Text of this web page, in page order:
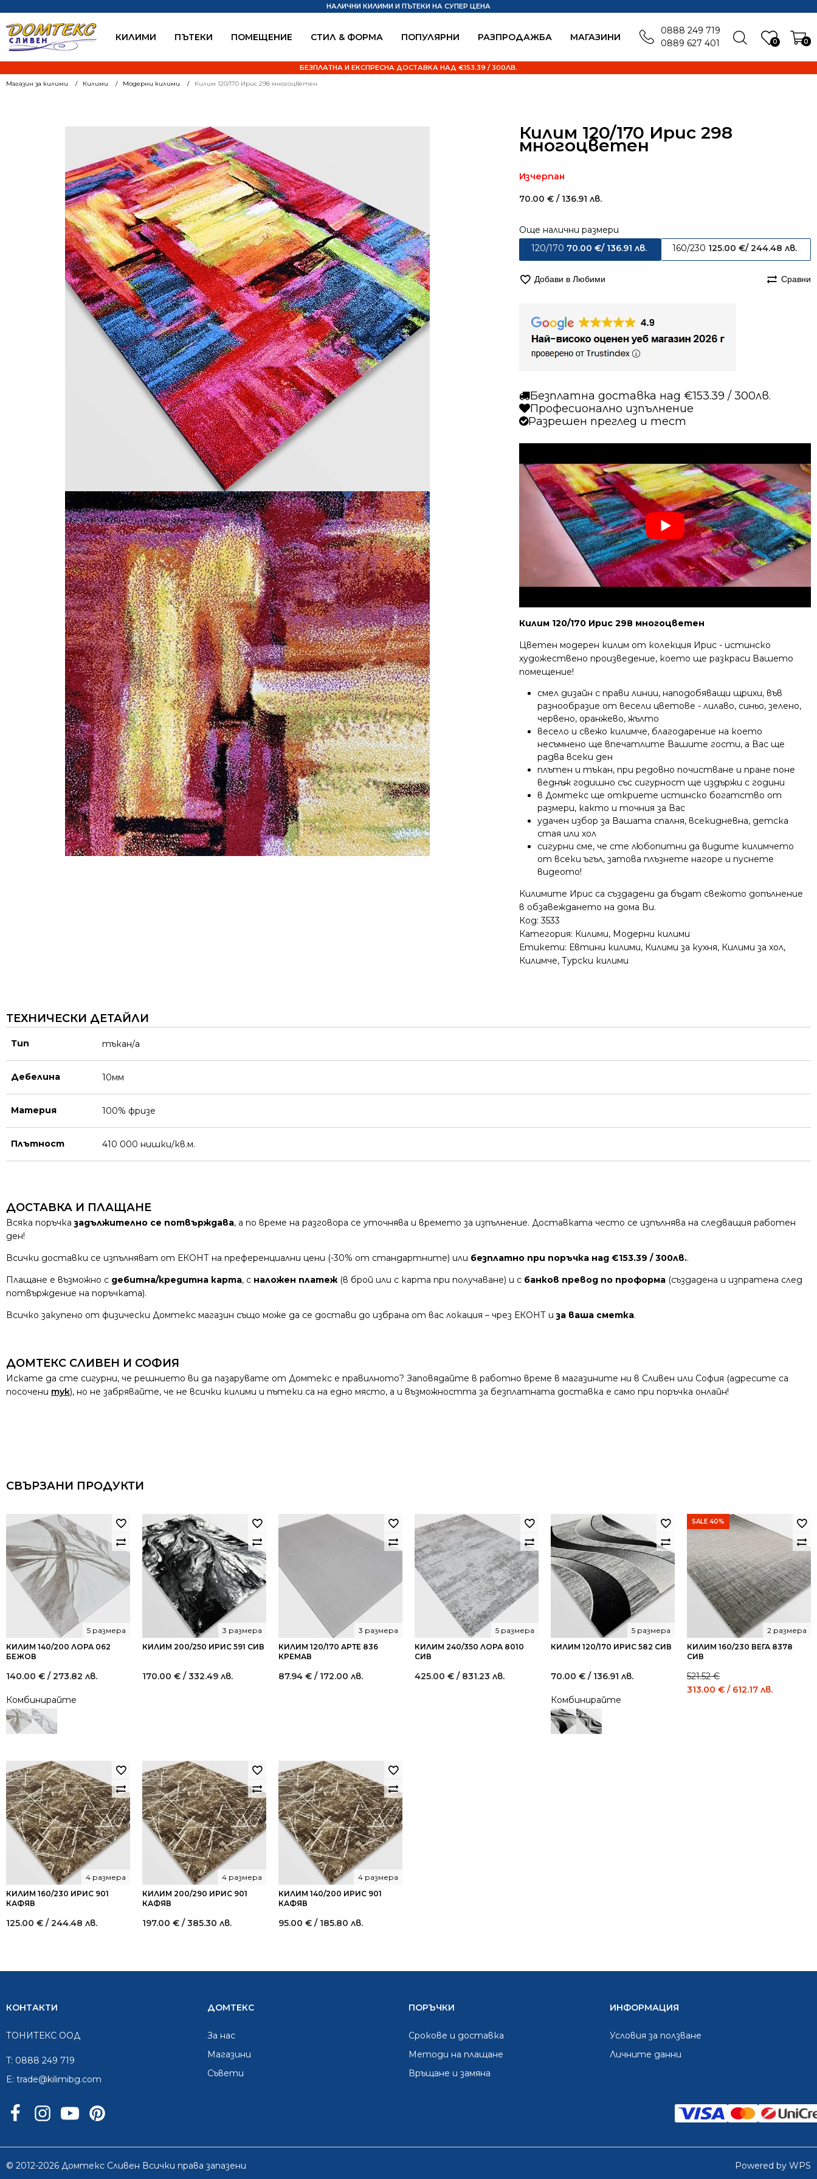
КИЛИМИ ПЪТЕКИ ПОМЕЩЕНИЕ СТИЛ & ФОРМА ПОПУЛЯРНИ РАЗПРОДАЖБА MАГАЗИНИ 0 0
НАЛИЧНИ КИЛИМИ И ПЪТЕКИ НА СУПЕР ЦЕНА
БЕЗПЛАТНА И ЕКСПРЕСНА ДОСТАВКА НАД €153.39 / 300ЛВ.
0888 249 719
0889 627 401
Магазин за килими Килими Модерни килими Килим 120/170 Ирис 298 многоцветен
Килим 120/170 Ирис 298
многоцветен
Изчерпан
70.00€ / 136.91 лв.
Още налични размери
120/170 70.00€/ 136.91 лв. 160/230 125.00€/ 244.48 лв.
Добави в Любими Сравни
Безплатна доставка над €153.39 / 300лв.
Професионално изпълнение
Разрешен преглед и тест
Килим 120/170 Ирис 298 многоцветен
Цветен модерен килим от колекция Ирис - истинско
художествено произведение, което ще разкраси Вашето
помещение!
смел дизайн с прави линии, наподобяващи щрихи, във
разнообразие от весели цветове - лилаво, синьо, зелено,
червено, оранжево, жълто
весело и свежо килимче, благодарение на което
несъмнено ще впечатлите Вашите гости, а Вас ще
радва всеки ден
плътен и тъкан, при редовно почистване и пране поне
веднъж годишно със сигурност ще издържи с години
в Домтекс ще откриете истинско богатство от
размери, както и точния за Вас
удачен избор за Вашата спалня, всекидневна, детска
стая или хол
сигурни сме, че сте любопитни да видите килимчето
от всеки ъгъл, затова плъзнете нагоре и пуснете
видеото!
Килимите Ирис са създадени да бъдат свежото допълнение
в обзавеждането на дома Ви.
Код:3533
Категория: Килими, Модерни килими
Етикети: Евтини килими, Килими за кухня, Килими за хол,
Килимче,Турски килими
ТЕХНИЧЕСКИ ДЕТАЙЛИ
Тип тъкан/а
Дебелина 10мм
Материя 100% фризе
Плътност 410 000 нишки/кв.м.
ДОСТАВКА И ПЛАЩАНЕ
Всяка поръчказадължително се потвърждава, а по време на разговора се уточнява и времето за изпълнение. Доставката често се изпълнява на следващия работен
ден!
Всички доставки се изпълняват от ЕКОНТ на преференциални цени (-30% от стандартните) или безплатно при поръчка над €153.39 / 300лв..
Плащане е възможно с дебитна/кредитна карта, с наложен платеж (в брой или с карта при получаване) и с банков превод по проформа (създадена и изпратена след
потвърждение на поръчката).
Всичко закупено от физически Домтекс магазин също може да се достави до избрана от вас локация – чрез ЕКОНТ иза ваша сметка.
ДОМТЕКС СЛИВЕН И СОФИЯ
Искате да сте сигурни, че решнието ви да пазарувате от Домтекс е правилното? Заповядайте в работно време в магазините ни в Сливен или София (адресите са
посочени тук), но не забрявайте, че не всички килими и пътеки са на едно място, а и възможността за безплатната доставка е само при поръчка онлайн!
СВЪРЗАНИ ПРОДУКТИ
КИЛИМ 140/200 ЛОРА 062
БЕЖОВ
5 размера
140.00 € / 273.82 лв.
Комбинирайте
КИЛИМ 200/250 ИРИС 591 СИВ
3 размера
170.00 € / 332.49 лв.
КИЛИМ 120/170 АРТЕ 836
КРЕМАВ
3 размера
87.94 € / 172.00 лв.
КИЛИМ 240/350 ЛОРА 8010
СИВ
5 размера
425.00 € / 831.23 лв.
КИЛИМ 120/170 ИРИС 582 СИВ
5 размера
70.00 € / 136.91 лв.
Комбинирайте
SALE 40%
КИЛИМ 160/230 ВЕГА 8378
СИВ
2 размера
521.52€
Original
313.00 € / 612.17 лв.
КИЛИМ 160/230 ИРИС 901
КАФЯВ
4 размера
125.00 € / 244.48 лв.
КИЛИМ 200/290 ИРИС 901
КАФЯВ
4 размера
197.00 € / 385.30 лв.
КИЛИМ 140/200 ИРИС 901
КАФЯВ
4 размера
95.00 € / 185.80 лв.
КОНТАКТИ
ТОНИТЕКС ООД
T: 0888 249 719
E: trade@kilimibg.com
ДОМТЕКС
За нас
Mагазини
Съвети
ПОРЪЧКИ
Срокове и доставка
Методи на плащане
Връщане и замяна
ИНФОРМАЦИЯ
Условия за ползване
Личните данни
© 2012-2026 Домтекс Сливен Всички права запазени Powered by WPS